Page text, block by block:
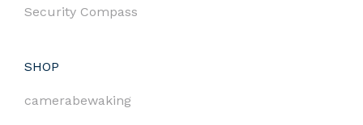
Security Compass
SHOP
camerabewaking